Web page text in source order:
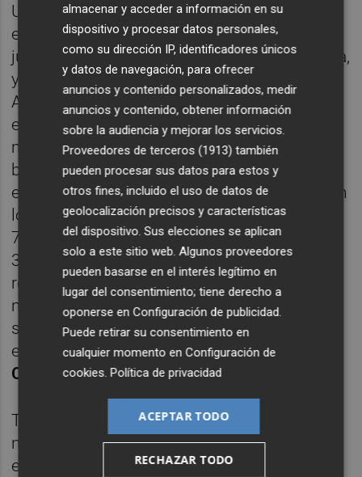
Una posición bajista reduciéndose mientras
el banco de origen vallesano encadenó este
jueves la quinta subida consecutiva en bolsa,
y la undécima de las últimas doce sesiones.
Así, este jueves cerraba en los 0,601 euros,
es decir, la cota más alta desde el 6 de
marzo de 2020. De este modo ha logrado
borrar de un plumazo el 64,66% que perdió
en el parqué el pasado ejercicio, dado que en
lo que va de 2021 avanza prácticamente un
70%, lo que representa una capitalización de
3.380 millones de euros Una fortísima
revalorización para convertir al
SAB
mejor cotizada del Ibex 35; y no solo eso
sino que es la quinta que más sube de entre
el centenar de valores delMercado
Continuo.
Todo ello con unos volúmenes de
negociación al alza, síntoma claro que está
entrando dinero. De hecho, su media diaria
almacenar y acceder a información en su
dispositivo y procesar datos personales,
como su dirección IP, identificadores únicos
y datos de navegación, para ofrecer
anuncios y contenido personalizados, medir
anuncios y contenido, obtener información
sobre la audiencia y mejorar los servicios.
Proveedores de terceros (1913) también
pueden procesar sus datos para estos y
otros fines, incluido el uso de datos de
geolocalización precisos y características
del dispositivo. Sus elecciones se aplican
solo a este sitio web. Algunos proveedores
pueden basarse en el interés legítimo en
lugar del consentimiento; tiene derecho a
oponerse enConfiguración de publicidad
Puede retirar su consentimiento en
cualquier momento enConfiguración de
cookies .Política de privacidad
ACEPTAR TODO
RECHAZAR TODO